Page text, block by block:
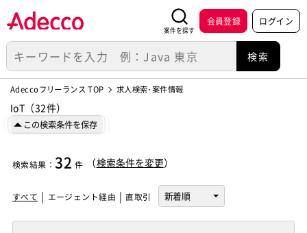
案件を探す
会員登録 ログイン
Adeccoフリーランス TOP 求人検索･案件情報
IoT（32件）
この検索条件を保存
検索結果 ：32 件 （検索条件を変更）
すべて エージェント経由 直取引